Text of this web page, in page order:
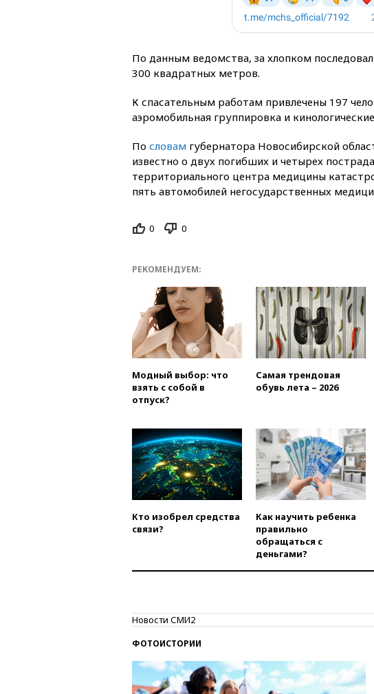
По данным ведомства, за хлопком
300 квадратных метров.
К спасательным работам привлечены 197
аэромобильная группировка и
По словам губернатора Новосибирской
известно о двух погибших и четырех
территориального центра медицины
пять автомобилей негосударственных
0 0
РЕКОМЕНДУЕМ:
Модный выбор: что
взять с собой в
отпуск?
Самая трендовая
обувь лета – 2026
Кто изобрел средства
связи?
Как научить ребенка
правильно
обращаться с
деньгами?
Новости СМИ2
ФОТОИСТОРИИ